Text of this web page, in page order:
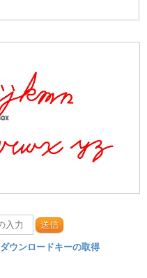
送信
ダウンロードキーの取得